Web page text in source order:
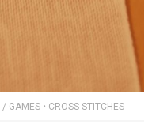
/ GAMES • CROSS STITCHES